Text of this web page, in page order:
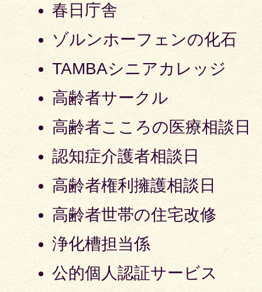
春日庁舎
ゾルンホーフェンの化石
TAMBAシニアカレッジ
高齢者サークル
高齢者こころの医療相談日
認知症介護者相談日
高齢者権利擁護相談日
高齢者世帯の住宅改修
浄化槽担当係
公的個人認証サービス